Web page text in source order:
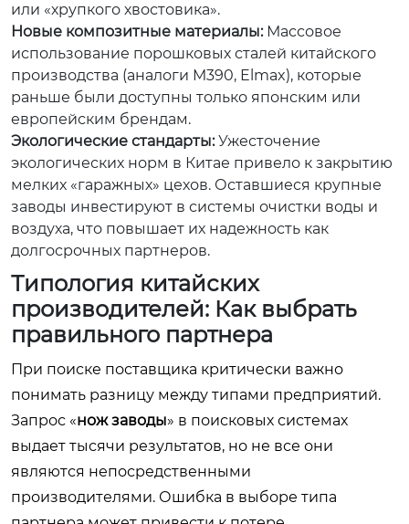
или «хрупкого хвостовика».
Новые композитные материалы:Массовое
использование порошковых сталей китайского
производства (аналоги M390, Elmax), которые
раньше были доступны только японским или
европейским брендам.
Экологические стандарты:Ужесточение
экологических норм в Китае привело к закрытию
мелких «гаражных» цехов. Оставшиеся крупные
заводы инвестируют в системы очистки воды и
воздуха, что повышает их надежность как
долгосрочных партнеров.
Типология китайских
производителей: Как выбрать
правильного партнера
При поиске поставщика критически важно
понимать разницу между типами предприятий.
Запрос «нож заводы» в поисковых системах
выдает тысячи результатов, но не все они
являются непосредственными
производителями. Ошибка в выборе типа